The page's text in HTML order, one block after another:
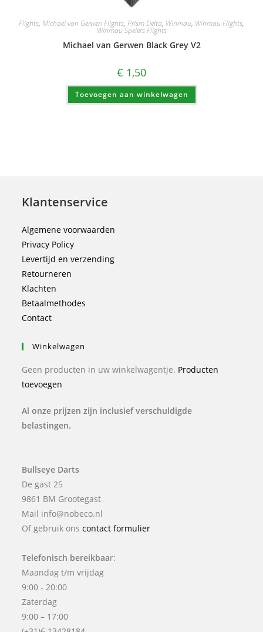
Flights, Michael van Gerwen Flights, Prism Delta, Winmau, Winmau Flights,
Winmau Spelers Flights
Michael van Gerwen Black Grey V2
€ 1,50
Toevoegen aan winkelwagen
Klantenservice
Algemene voorwaarden
Privacy Policy
Levertijd en verzending
Retourneren
Klachten
Betaalmethodes
Contact
Winkelwagen
Geen producten in uw winkelwagentje. Producten
toevoegen
Al onze prijzen zijn inclusief verschuldigde
belastingen.
Bullseye Darts
De gast 25
9861 BM Grootegast
Mail info@nobeco.nl
Of gebruik onscontact formulier
Telefonisch bereikbaar:
Maandag t/m vrijdag
9:00 - 20:00
Zaterdag
9:00 – 17:00